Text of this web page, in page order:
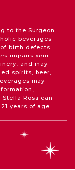
to the Surgeon
beverages
birth defects.
impairs your
and may
spirits, beer,
may
. Stella Rosa can
years of age.